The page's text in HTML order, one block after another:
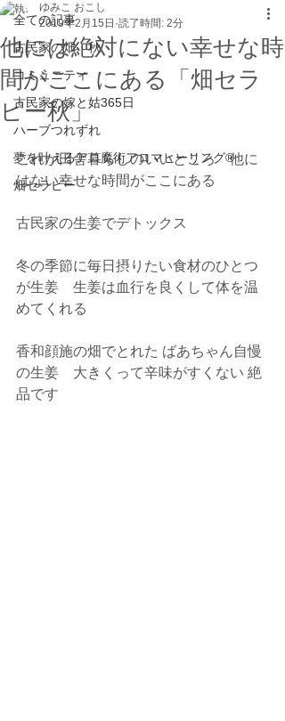
全ての記事
古民家の畑 秋
コミュニティ
古民家の嫁と姑365日
ハーブつれずれ
夢を叶えるアロ魔術アロマヒーリング®
畑セラピー
他には絶対にない幸せな時
間がここにある「畑セラ
ピー秋」
ゆみこ おこし
2019年2月15日 読了時間: 2分
これが田舎暮らしのいいところ　他に
はない幸せな時間がここにある
古民家の生姜でデトックス
冬の季節に毎日摂りたい食材のひとつ
が生姜　生姜は血行を良くして体を温
めてくれる
香和顔施の畑でとれた ばあちゃん自慢
の生姜　大きくって辛味がすくない 絶
品です